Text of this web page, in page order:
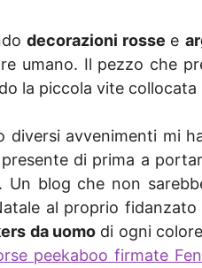
decorazioni rosse e
umano. Il pezzo che
la piccola vite
diversi avvenimenti mi
di prima a
Un blog che non
al proprio fidanzato
da uomo di ogni
peekaboo firmate